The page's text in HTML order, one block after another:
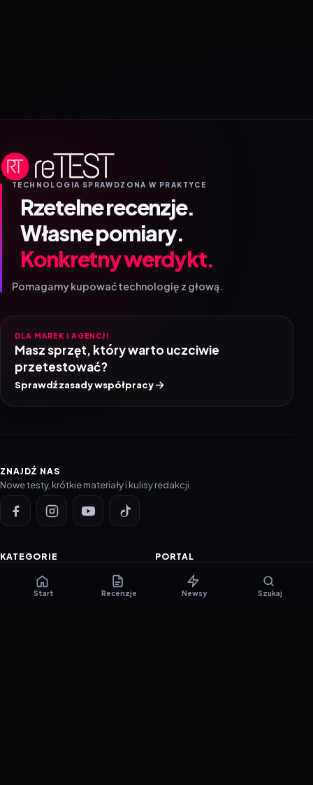
TECHNOLOGIA SPRAWDZONA W PRAKTYCE
Rzetelne recenzje.
Własne pomiary.
Konkretny werdykt.
Pomagamy kupować technologię z głową.
DLA MAREK I AGENCJI
Masz sprzęt, który warto uczciwie
przetestować?
Sprawdź zasady współpracy
ZNAJDŹ NAS
Nowe testy, krótkie materiały i kulisy redakcji.
KATEGORIE
NOWINKI
PORADNIKI
PORTAL
Informacje o ciasteczkach
Polityka prywatności
Start Recenzje Newsy Szukaj